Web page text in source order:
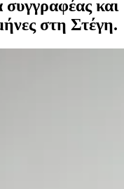
συγγραφέας και
στη Στέγη.